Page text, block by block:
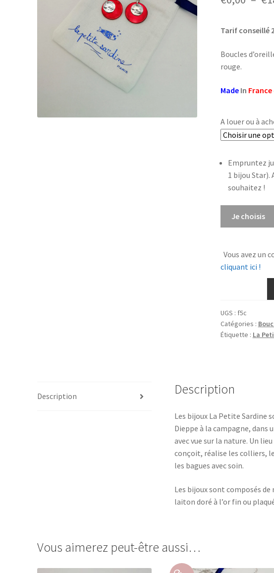
Tarif conseillé
Boucles
rouge.
MadeIn France
A louer ou à
Empruntez
1 bijou Star).
souhaitez !
Totem
dormeuses
Je choisis
Vous avez un
cliquant ici !
UGS : f5c
Catégories :
Étiquette : La
Description Description
Les bijoux La Petite Sardine
Dieppe à la campagne, dans
avec vue sur la nature. Un
conçoit, réalise les colliers,
les bagues avec soin.
Les bijoux sont composés
laiton doré à l’or fin ou
Vous aimerez peut-être aussi…